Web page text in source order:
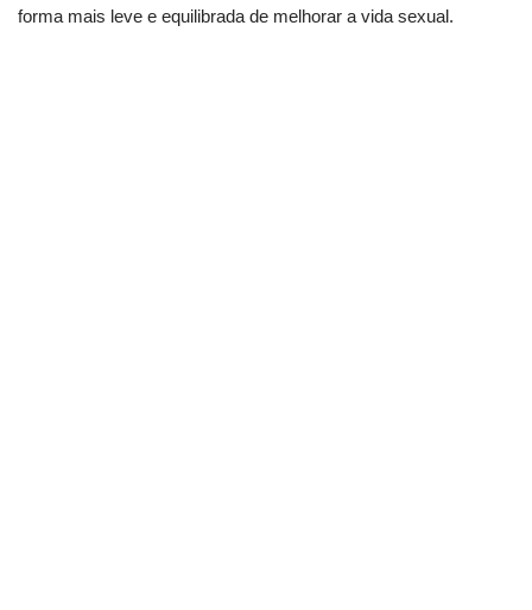
forma mais leve e equilibrada de melhorar a vida sexual.